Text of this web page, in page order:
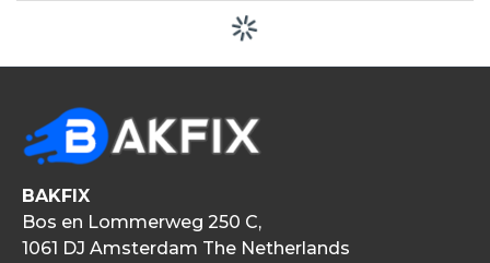
BAKFIX
Bos en Lommerweg 250 C,
1061 DJ Amsterdam The Netherlands